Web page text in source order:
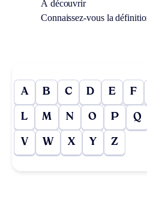
À découvrir
Connaissez-vous la
A B C D E F
L M N O P Q
V W X Y Z